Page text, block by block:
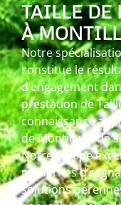
TAILLE DE
À
Notre
constitue le
d’engagement
prestation de
connaissance
de Montilly et de
Notre équipe
modernes
solutions